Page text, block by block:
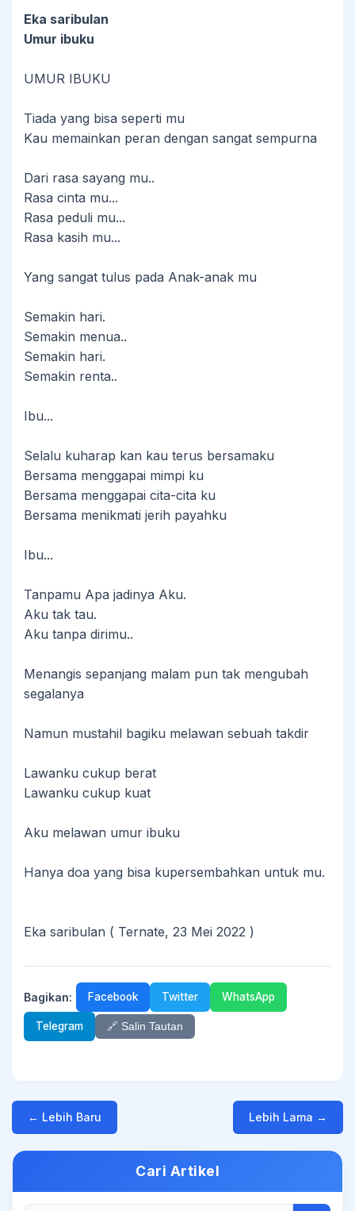
Eka saribulan
Umur ibuku
UMUR IBUKU
Tiada yang bisa seperti mu
Kau memainkan peran dengan sangat sempurna
Dari rasa sayang mu..
Rasa cinta mu...
Rasa peduli mu...
Rasa kasih mu...
Yang sangat tulus pada Anak-anak mu
Semakin hari.
Semakin menua..
Semakin hari.
Semakin renta..
Ibu...
Selalu kuharap kan kau terus bersamaku
Bersama menggapai mimpi ku
Bersama menggapai cita-cita ku
Bersama menikmati jerih payahku
Ibu...
Tanpamu Apa jadinya Aku.
Aku tak tau.
Aku tanpa dirimu..
Menangis sepanjang malam pun tak mengubah
segalanya
Namun mustahil bagiku melawan sebuah takdir
Lawanku cukup berat
Lawanku cukup kuat
Aku melawan umur ibuku
Hanya doa yang bisa kupersembahkan untuk mu.
Eka saribulan ( Ternate, 23 Mei 2022 )
Bagikan: Facebook Twitter WhatsApp
Telegram 🔗 Salin Tautan
← Lebih Baru Lebih Lama →
Cari Artikel